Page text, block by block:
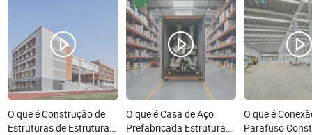
O que é Construção de
Estruturas de Estrutura
O que é Casa de Aço
Prefabricada Estrutura
O que é
Parafuso